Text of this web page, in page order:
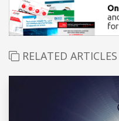
RELATED ARTICLES